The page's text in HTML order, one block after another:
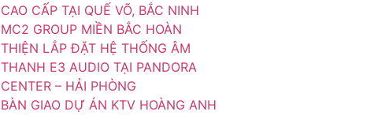
CAO CẤP TẠI QUẾ VÕ, BẮC NINH
MC2 GROUP MIỀN BẮC HOÀN
THIỆN LẮP ĐẶT HỆ THỐNG ÂM
THANH E3 AUDIO TẠI PANDORA
CENTER – HẢI PHÒNG
BÀN GIAO DỰ ÁN KTV HOÀNG ANH